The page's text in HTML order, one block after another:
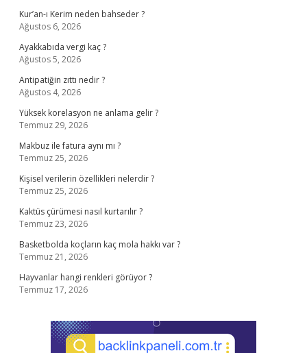
Kur’an-ı Kerim neden bahseder ?
Ağustos 6, 2026
Ayakkabıda vergi kaç ?
Ağustos 5, 2026
Antipatiğin zıttı nedir ?
Ağustos 4, 2026
Yüksek korelasyon ne anlama gelir ?
Temmuz 29, 2026
Makbuz ile fatura aynı mı ?
Temmuz 25, 2026
Kişisel verilerin özellikleri nelerdir ?
Temmuz 25, 2026
Kaktüs çürümesi nasıl kurtarılır ?
Temmuz 23, 2026
Basketbolda koçların kaç mola hakkı var ?
Temmuz 21, 2026
Hayvanlar hangi renkleri görüyor ?
Temmuz 17, 2026